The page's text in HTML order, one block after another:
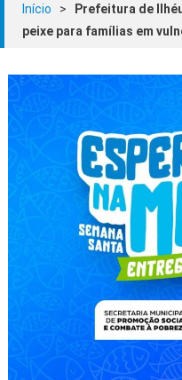
Início >
Prefeitura de
peixe para famílias em